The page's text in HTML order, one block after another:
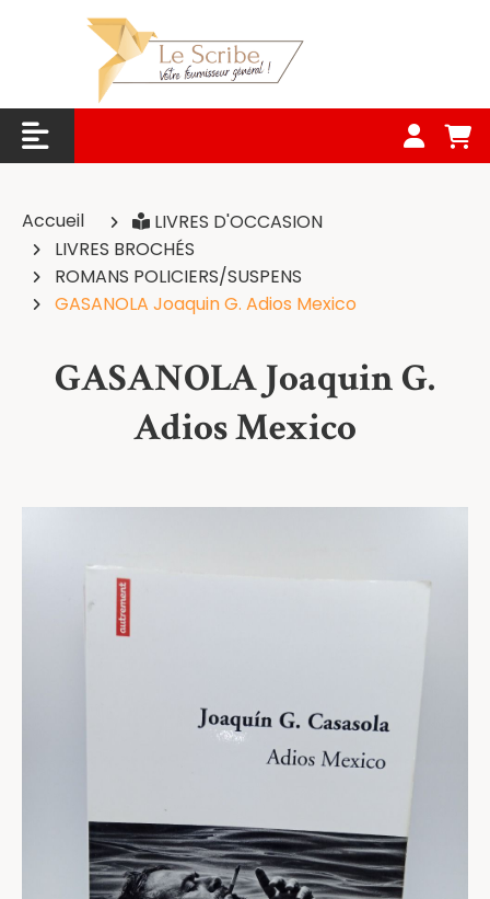
Accueil
LIVRES D'OCCASION
LIVRES BROCHÉS
ROMANS POLICIERS/SUSPENS
GASANOLA Joaquin G. Adios Mexico
GASANOLA Joaquin G.
Adios Mexico